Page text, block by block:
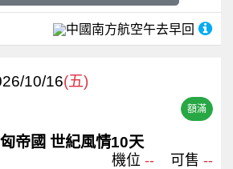
中國南方航空午去早回
額滿
10/16(五)
帝國 世紀風情10天
機位 -- 可售 --